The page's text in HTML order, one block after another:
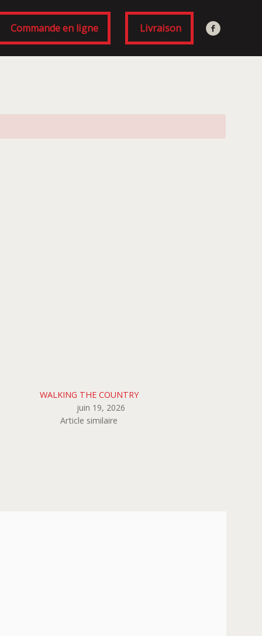
Commande en ligne Livraison
WALKING THE COUNTRY
juin 19, 2026
Article similaire